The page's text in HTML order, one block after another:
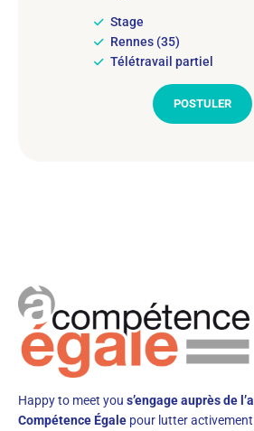
Stage
Rennes (35)
Télétravail partiel
POSTULER
Happy to meet you s’engage auprès de
Compétence Égale pour lutter